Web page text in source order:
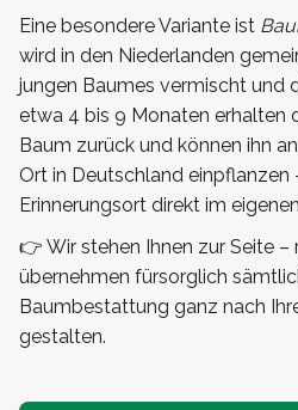
Eine besondere Variante ist
wird in den Niederlanden
jungen Baumes vermischt und
etwa 4 bis 9 Monaten erhalten
Baum zurück und können ihn
Ort in Deutschland einpflanzen
Erinnerungsort direkt im
👉 Wir stehen Ihnen zur Seite –
übernehmen fürsorglich
Baumbestattung ganz nach
gestalten.